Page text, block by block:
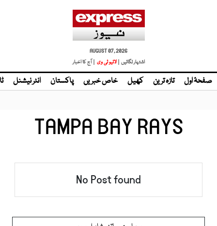
AUGUST 07, 2026
اشتہار لگائیں | لائیو ٹی وی | آج کا اخبار
صفحۂ اول تازہ ترین کھیل خاص خبریں پاکستان انٹر نیشنل
TAMPA BAY RAYS
No Post found